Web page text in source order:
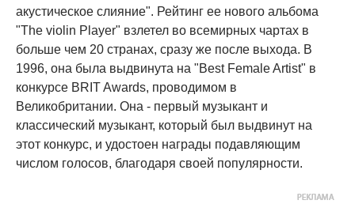
акустическое слияние". Рейтинг ее нового альбома
"The violin Player" взлетел во всемирных чартах в
больше чем 20 странах, сразу же после выхода. В
1996, она была выдвинута на "Best Female Artist" в
конкурсе BRIT Awards, проводимом в
Великобритании. Она - первый музыкант и
классический музыкант, который был выдвинут на
этот конкурс, и удостоен награды подавляющим
числом голосов, благодаря своей популярности.